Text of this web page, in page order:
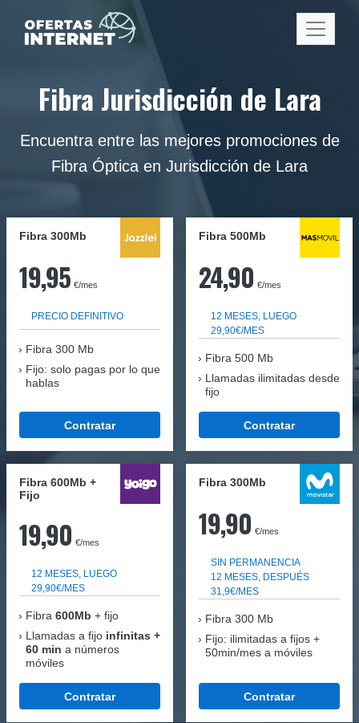
Fibra Jurisdicción de Lara
Encuentra entre las mejores promociones de
Fibra Óptica en Jurisdicción de Lara
Fibra 300Mb
19,95 €/mes
PRECIO DEFINITIVO
Fibra 300 Mb
Fijo: solo pagas por lo que
hablas
Contratar
Fibra 500Mb
24,90 €/mes
12 MESES, LUEGO
29,90€/MES
Fibra 500 Mb
Llamadas ilimitadas desde
fijo
Contratar
Fibra 600Mb +
Fijo
19,90 €/mes
12 MESES, LUEGO
29,90€/MES
Fibra 600Mb + fijo
Llamadas a fijo infinitas +
60 min a números
móviles
Contratar
Fibra 300Mb
19,90 €/mes
SIN PERMANENCIA
12 MESES, DESPUÉS
31,9€/MES
Fibra 300 Mb
Fijo: ilimitadas a fijos +
50min/mes a móviles
Contratar